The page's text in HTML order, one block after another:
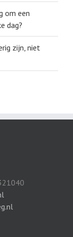
om een
dag?
zijn, niet